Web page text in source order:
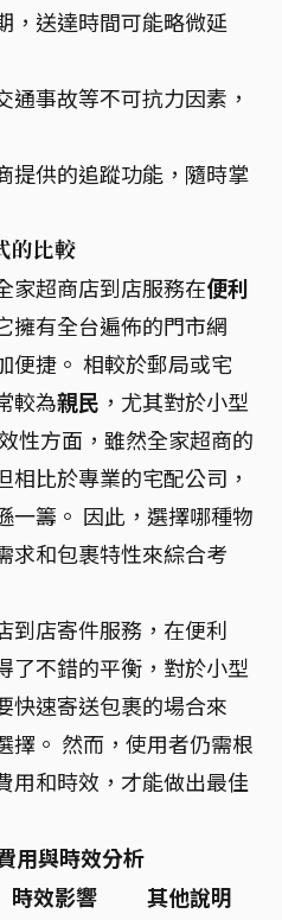
，送達時間可能略微延
通事故等不可抗力因素，
提供的追蹤功能，隨時掌
的比較
家超商店到店服務在便利
擁有全台遍佈的門市網
便捷。 相較於郵局或宅
較為親民 ，尤其對於小型
性方面，雖然全家超商的
比於專業的宅配公司，
一籌。 因此，選擇哪種物
求和包裹特性來綜合考
到店寄件服務，在便利
了不錯的平衡，對於小型
快速寄送包裹的場合來
擇。 然而，使用者仍需根
用和時效，才能做出最佳
用與時效分析
時效影響 其他說明